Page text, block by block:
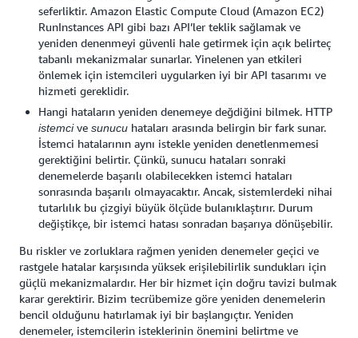
seferliktir. Amazon Elastic Compute Cloud (Amazon EC2)
RunInstances API gibi bazı API’ler teklik sağlamak ve
yeniden denenmeyi güvenli hale getirmek için açık belirteç
tabanlı mekanizmalar sunarlar. Yinelenen yan etkileri
önlemek için istemcileri uygularken iyi bir API tasarımı ve
hizmeti gereklidir.
Hangi hataların yeniden denemeye değdiğini bilmek. HTTP
istemcive sunucu hataları arasında belirgin bir fark sunar.
İstemci hatalarının aynı istekle yeniden denetlenmemesi
gerektiğini belirtir. Çünkü, sunucu hataları sonraki
denemelerde başarılı olabilecekken istemci hataları
sonrasında başarılı olmayacaktır. Ancak, sistemlerdeki nihai
tutarlılık bu çizgiyi büyük ölçüde bulanıklaştırır. Durum
değiştikçe, bir istemci hatası sonradan başarıya dönüşebilir.
Bu riskler ve zorluklara rağmen yeniden denemeler geçici ve
rastgele hatalar karşısında yüksek erişilebilirlik sundukları için
güçlü mekanizmalardır. Her bir hizmet için doğru tavizi bulmak
karar gerektirir. Bizim tecrübemize göre yeniden denemelerin
bencil olduğunu hatırlamak iyi bir başlangıçtır. Yeniden
denemeler, istemcilerin isteklerinin önemini belirtme ve